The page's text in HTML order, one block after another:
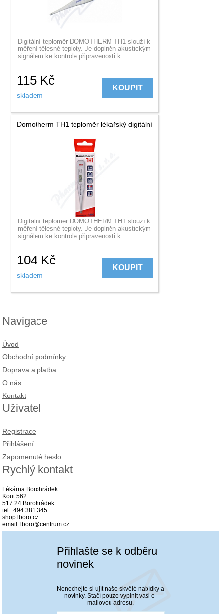
Digitální teploměr DOMOTHERM TH1 slouží k
měření tělesné teploty. Je doplněn akustickým
signálem ke kontrole připravenosti k...
115 Kč
skladem
KOUPIT
Domotherm TH1 teploměr lékařský digitální
Digitální teploměr DOMOTHERM TH1 slouží k
měření tělesné teploty. Je doplněn akustickým
signálem ke kontrole připravenosti k...
104 Kč
skladem
KOUPIT
Navigace
Úvod
Obchodní podmínky
Doprava a platba
O nás
Kontakt
Uživatel
Registrace
Přihlášení
Zapomenuté heslo
Rychlý kontakt
Lékárna Borohrádek
Kout 562
517 24 Borohrádek
tel.: 494 381 345
shop.lboro.cz
email: lboro@centrum.cz
Přihlašte se k odběru
novinek
Nenechejte si ujít naše skvělé nabídky a
novinky. Stačí pouze vyplnit vaši e-
mailovou adresu.